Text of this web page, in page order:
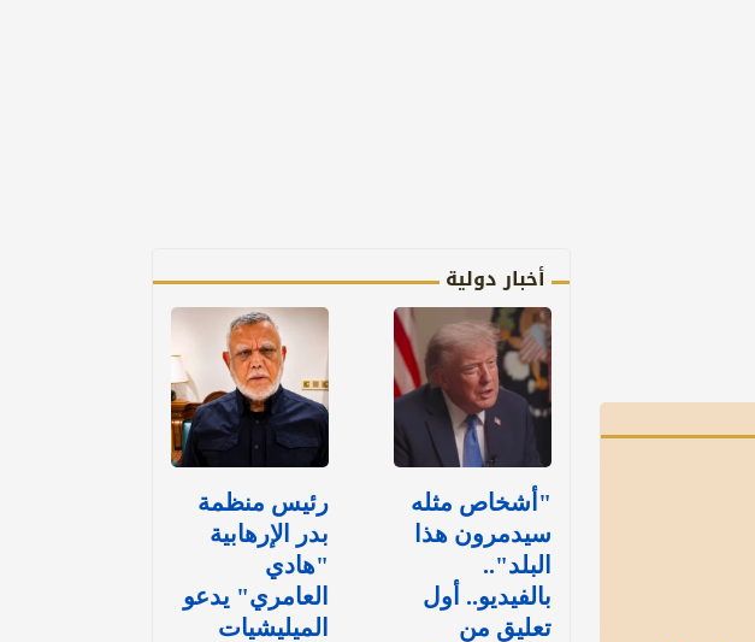
أخبار دولية
"أشخاص مثله
سيدمرون هذا
البلد"..
بالفيديو.. أول
تعليق من
رئيس منظمة
بدر الإرهابية
"هادي
العامري" يدعو
الميليشيات